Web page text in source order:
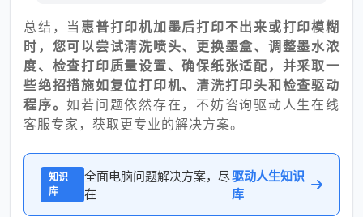
总结，当 惠普打印机加墨后打印不出来或打印模糊
时，您可以尝试清洗喷头、更换墨盒、调整墨水浓
度、检查打印质量设置、确保纸张适配，并采取一
些绝招措施如复位打印机、清洗打印头和检查驱动
程序。如若问题依然存在，不妨咨询驱动人生在线
客服专家，获取更专业的解决方案。
知识
库
全面电脑问题解决方案，尽
在
驱动人生知识
库